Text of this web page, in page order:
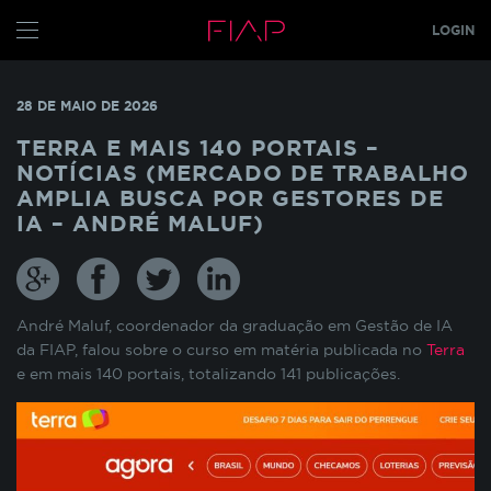
LOGIN
GRADUAÇÃO
MBA sTECH
GLOBAL MBA s
PÓS TECH
FIAP ON
FIAP EMPRESAS
FIAP
28 DE MAIO DE 2026
TERRA E MAIS 140 PORTAIS –
NOTÍCIAS (MERCADO DE TRABALHO
AMPLIA BUSCA POR GESTORES DE
IA – ANDRÉ MALUF)
André Maluf, coordenador da graduação em Gestão de IA
da FIAP, falou sobre o curso em matéria publicada no Terra
e em mais 140 portais, totalizando 141 publicações.
cookies para melhorar a experiência de
navegação em nosso site e otimizar
constantemente os nossos serviços. Os cookies
armazenam temporariamente algumas
nossas páginas.
COOKIES INDISPENSÁVEIS
são necessários para que o site funcione
corretamente ou para melhorar o desempenho
funcionalidades diversas. Eles estão relacionados
com a realização de login no Portal do Aluno, o